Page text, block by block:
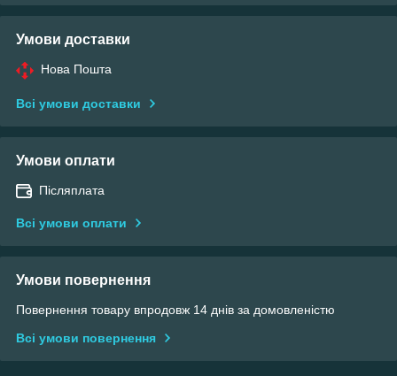
Умови доставки
Нова Пошта
Всі умови доставки
Умови оплати
Післяплата
Всі умови оплати
Умови повернення
Повернення товару впродовж 14 днів за домовленістю
Всі умови повернення